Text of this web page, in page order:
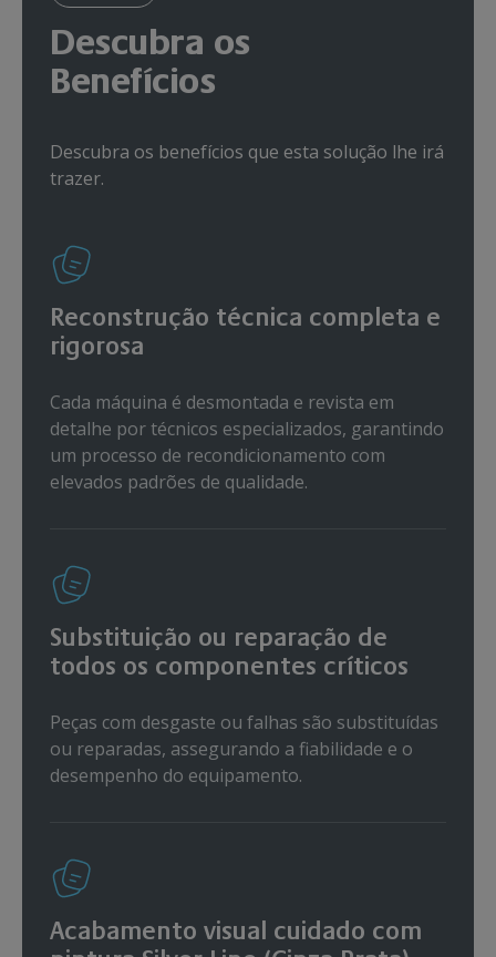
Descubra os
Benefícios
Descubra os benefícios que esta solução lhe irá
trazer.
Reconstrução técnica completa e
rigorosa
Cada máquina é desmontada e revista em
detalhe por técnicos especializados, garantindo
um processo de recondicionamento com
elevados padrões de qualidade.
Substituição ou reparação de
todos os componentes críticos
Peças com desgaste ou falhas são substituídas
ou reparadas, assegurando a fiabilidade e o
desempenho do equipamento.
Acabamento visual cuidado com